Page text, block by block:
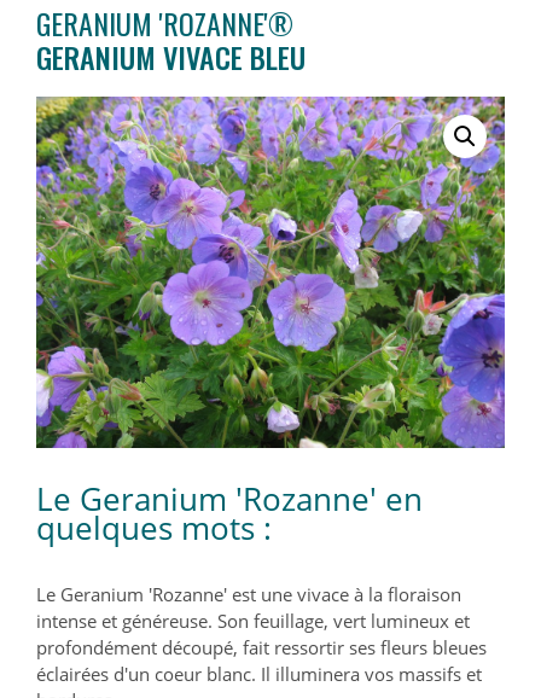
GERANIUM 'ROZANNE'®
GERANIUM VIVACE BLEU
Le Geranium 'Rozanne' en
quelques mots :
Le Geranium 'Rozanne' est une vivace à la floraison
intense et généreuse. Son feuillage, vert lumineux et
profondément découpé, fait ressortir ses fleurs bleues
éclairées d'un coeur blanc. Il illuminera vos massifs et